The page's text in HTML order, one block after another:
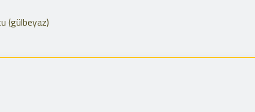
(gülbeyaz)